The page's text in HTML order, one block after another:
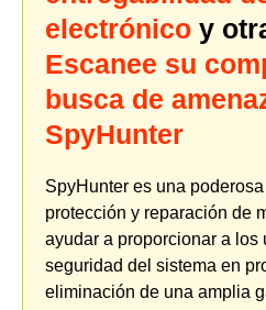
electrónico y
Escanee su
busca de
SpyHunter
SpyHunter es una
protección y reparación de
ayudar a proporcionar a los
seguridad del sistema en
eliminación de una amplia